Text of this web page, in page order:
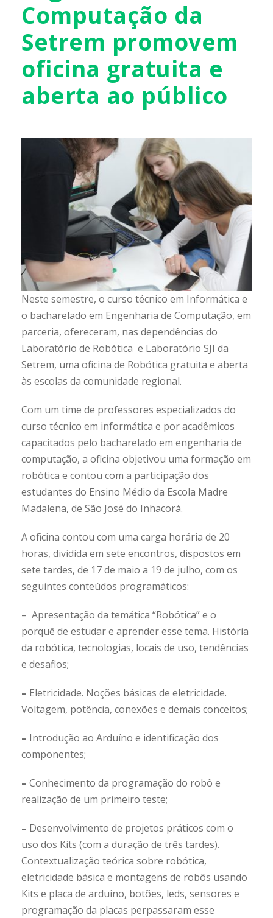
Computação da
Setrem promovem
oficina gratuita e
aberta ao público
Neste semestre, o curso técnico em Informática e
o bacharelado em Engenharia de Computação, em
parceria, ofereceram, nas dependências do
Laboratório de Robótica e Laboratório SJI da
Setrem, uma oficina de Robótica gratuita e aberta
às escolas da comunidade regional.
Com um time de professores especializados do
curso técnico em informática e por acadêmicos
capacitados pelo bacharelado em engenharia de
computação, a oficina objetivou uma formação em
robótica e contou com a participação dos
estudantes do Ensino Médio da Escola Madre
Madalena, de São José do Inhacorá.
A oficina contou com uma carga horária de 20
horas, dividida em sete encontros, dispostos em
sete tardes, de 17 de maio a 19 de julho, com os
seguintes conteúdos programáticos:
– Apresentação da temática “Robótica” e o
porquê de estudar e aprender esse tema. História
da robótica, tecnologias, locais de uso, tendências
e desafios;
– Eletricidade. Noções básicas de eletricidade.
Voltagem, potência, conexões e demais conceitos;
– Introdução ao Arduíno e identificação dos
componentes;
– Conhecimento da programação do robô e
realização de um primeiro teste;
– Desenvolvimento de projetos práticos com o
uso dos Kits (com a duração de três tardes).
Contextualização teórica sobre robótica,
eletricidade básica e montagens de robôs usando
Kits e placa de arduino, botões, leds, sensores e
programação da placas perpassaram esse